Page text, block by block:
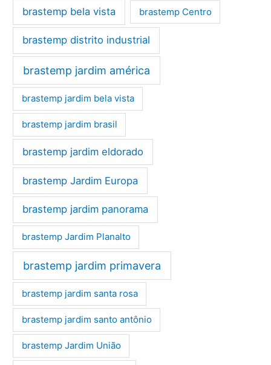
brastemp bela vista brastemp Centro
brastemp distrito industrial
brastemp jardim américa
brastemp jardim bela vista
brastemp jardim brasil
brastemp jardim eldorado
brastemp Jardim Europa
brastemp jardim panorama
brastemp Jardim Planalto
brastemp jardim primavera
brastemp jardim santa rosa
brastemp jardim santo antônio
brastemp Jardim União